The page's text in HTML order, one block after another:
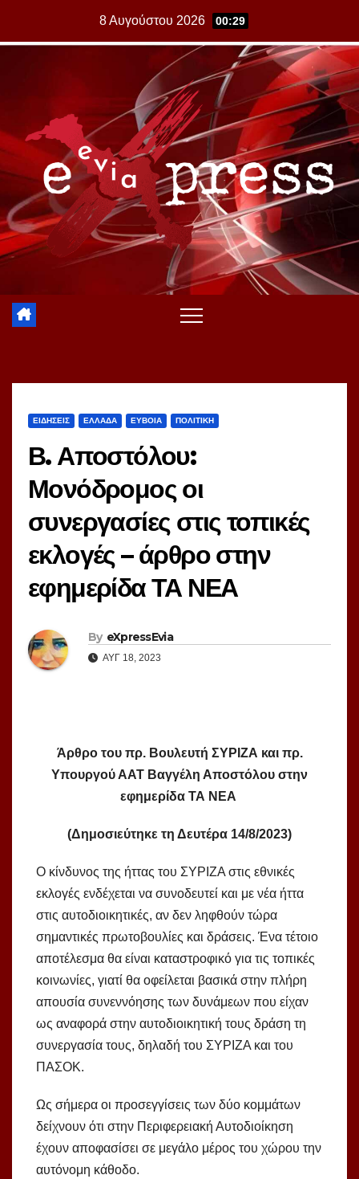
8 Αυγούστου 2026 00:29
ΕΙΔΗΣΕΙΣ ΕΛΛΑΔΑ ΕΥΒΟΙΑ ΠΟΛΙΤΙΚΗ
Β. Αποστόλου:
Μονόδρομος οι
συνεργασίες στις τοπικές
εκλογές – άρθρο στην
εφημερίδα ΤΑ ΝΕΑ
By eXpressEvia
ΑΥΓ 18, 2023
Άρθρο του πρ. Βουλευτή ΣΥΡΙΖΑ και πρ.
Υπουργού ΑΑΤ Βαγγέλη Αποστόλου στην
εφημερίδα ΤΑ ΝΕΑ
(Δημοσιεύτηκε τη Δευτέρα 14/8/2023)
Ο κίνδυνος της ήττας του ΣΥΡΙΖΑ στις εθνικές
εκλογές ενδέχεται να συνοδευτεί και με νέα ήττα
στις αυτοδιοικητικές, αν δεν ληφθούν τώρα
σημαντικές πρωτοβουλίες και δράσεις. Ένα τέτοιο
αποτέλεσμα θα είναι καταστροφικό για τις τοπικές
κοινωνίες, γιατί θα οφείλεται βασικά στην πλήρη
απουσία συνεννόησης των δυνάμεων που είχαν
ως αναφορά στην αυτοδιοικητική τους δράση τη
συνεργασία τους, δηλαδή του ΣΥΡΙΖΑ και του
ΠΑΣΟΚ.
Ως σήμερα οι προσεγγίσεις των δύο κομμάτων
δείχνουν ότι στην Περιφερειακή Αυτοδιοίκηση
έχουν αποφασίσει σε μεγάλο μέρος του χώρου την
αυτόνομη κάθοδο.